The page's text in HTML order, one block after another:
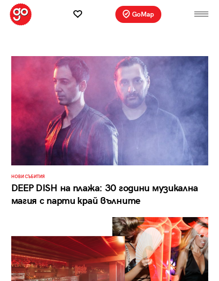
GoMap
НОВИ СЪБИТИЯ
DEEP DISH на плажа: 30 години музикална
магия с парти край вълните